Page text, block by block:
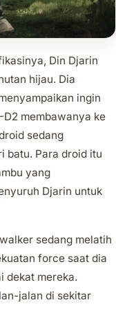
Din Djarin
hijau. Dia
ingin
membawanya ke
sedang
batu. Para droid itu
yang
Djarin untuk
sedang melatih
force saat dia
dekat mereka.
jalan di sekitar